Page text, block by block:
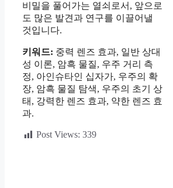
비밀을 풀어가는 열쇠로서, 앞으로
도 많은 발견과 연구를 이끌어낼
것입니다.
키워드: 중력 렌즈 효과, 일반 상대
성 이론, 암흑 물질, 우주 거리 측
정, 아인슈타인 십자가, 우주의 확
장, 암흑 물질 탐색, 우주의 초기 상
태, 강력한 렌즈 효과, 약한 렌즈 효
과.
Post Views: 339